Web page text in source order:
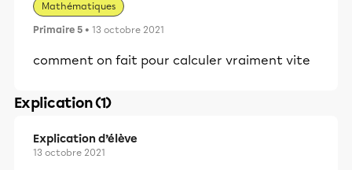
Mathématiques
Primaire 5 • 13 octobre 2021
comment on fait pour calculer vraiment vite
Explication (1)
Explication d’élève
13 octobre 2021